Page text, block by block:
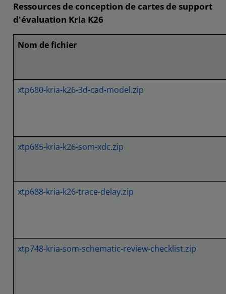
Ressources de conception de cartes de support
d'évaluation Kria K26
Nom de fichier
xtp680-kria-k26-3d-cad-model.zip
xtp685-kria-k26-som-xdc.zip
xtp688-kria-k26-trace-delay.zip
xtp748-kria-som-schematic-review-checklist.zip